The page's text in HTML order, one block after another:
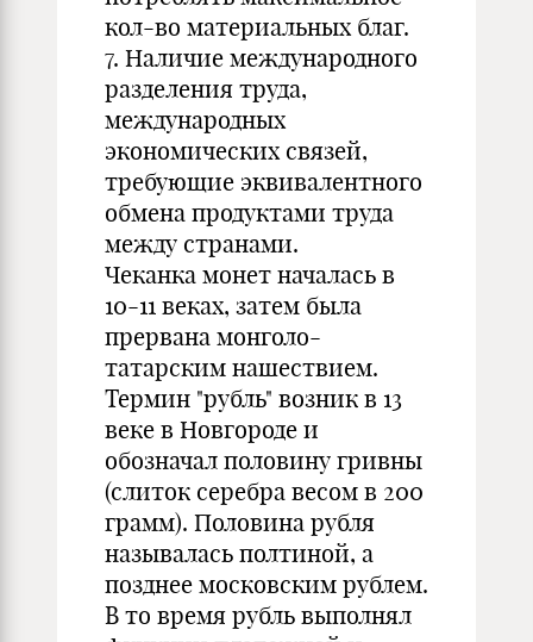
кол-во материальных благ.
7. Наличие международного
разделения труда,
международных
экономических связей,
требующие эквивалентного
обмена продуктами труда
между странами.
Чеканка монет началась в
10-11 веках, затем была
прервана монголо-
татарским нашествием.
Термин "рубль" возник в 13
веке в Новгороде и
обозначал половину гривны
(слиток серебра весом в 200
грамм). Половина рубля
называлась полтиной, а
позднее московским рублем.
В то время рубль выполнял